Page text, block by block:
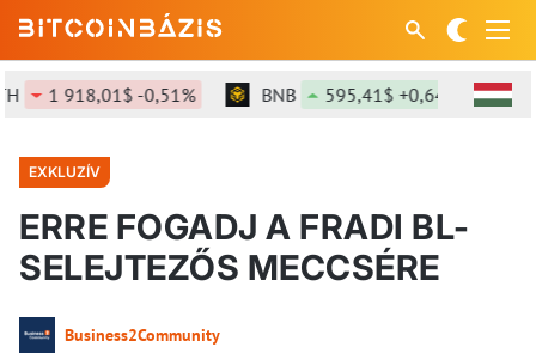
1 918,01$ -0,51% BNB 595,41$ +0,64% SOL
EXKLUZÍV
ERRE FOGADJ A FRADI BL-
SELEJTEZŐS MECCSÉRE
Business2Community